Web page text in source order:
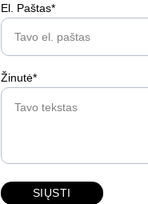
El. Paštas*
Žinutė*
SIŲSTI